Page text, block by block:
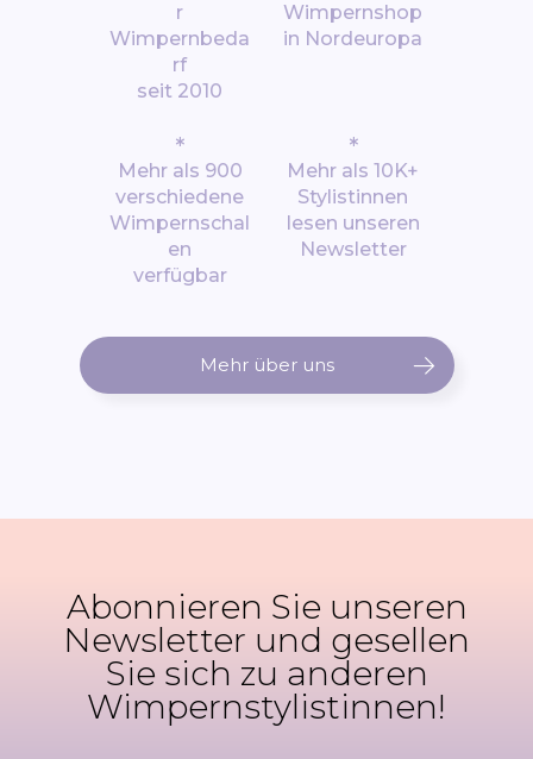
r
Wimpernbeda
rf
seit 2010
Wimpernshop
in Nordeuropa
*
Mehr als 900
verschiedene
Wimpernschal
en
verfügbar
*
Mehr als 10K+
Stylistinnen
lesen unseren
Newsletter
Mehr über uns
Abonnieren Sie unseren
Newsletter und gesellen
Sie sich zu anderen
Wimpernstylistinnen!